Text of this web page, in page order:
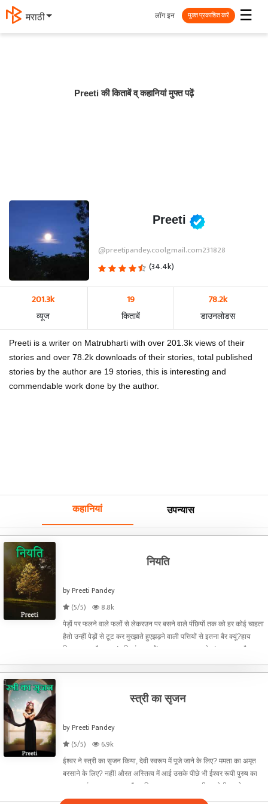
मराठी ☰
लॉग इन मुक्त प्रकाशित करें
Preeti की किताबें व् कहानियां मुफ्त पढ़ें
Preeti
@preetipandey.coolgmail.com231828
(34.4k)
201.3k
व्यूज
19
किताबें
78.2k
डाउनलोडस
Preeti is a writer on Matrubharti with over 201.3k views of their
stories and over 78.2k downloads of their stories, total published
stories by the author are 19 stories, this is interesting and
commendable work done by the author.
कहानियां उपन्यास
नियति
by Preeti Pandey
(5/5)
8.8k
पेड़ों पर फलने वाले फलों से लेकरउन पर बसने वाले पंछियों तक को हर कोई चाहता
हैतो उन्हीं पेड़ों से टूट कर मुरझाते हुएझड़ने वाली पत्तियों से इतना बैर क्यूं?हाय
कितना कूड़ा फैल गया! पत्तियां झड़ गईं! अब झाड़ू लगाना पड़ेगा! एक काम और बढ़
स्त्री का सृजन
by Preeti Pandey
(5/5)
6.9k
ईश्वर ने स्त्री का सृजन किया, देवी स्वरूप में पूजे जाने के लिए? ममता का अमृत
बरसाने के लिए? नहीं! औरत अस्तित्व में आई उसके पीछे भी ईश्वर रूपी पुरुष का
अपना स्वांग था। पुरुष का पौरुष किस काम का अगर स्त्री ना होती उनसे
प्रभावित होने के लिए। पुरुष अपनी उपलब्